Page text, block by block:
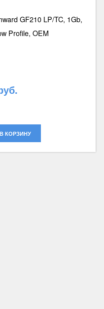
GF210 LP/TC, 1Gb,
Profile, OEM
КОРЗИНУ